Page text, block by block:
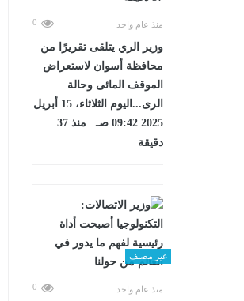
منذ عام واحد 0
وزير الري يتلقى تقريرًا من
محافظة أسوان لاستعراض
الموقف المائى وحالة
الرى...اليوم الثلاثاء، 15 أبريل
2025 09:42 صـ منذ 37
دقيقة
غير مصنف
منذ عام واحد 0